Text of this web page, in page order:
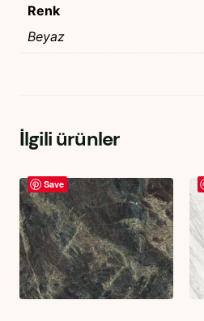
Renk
Beyaz
İlgili ürünler
Save